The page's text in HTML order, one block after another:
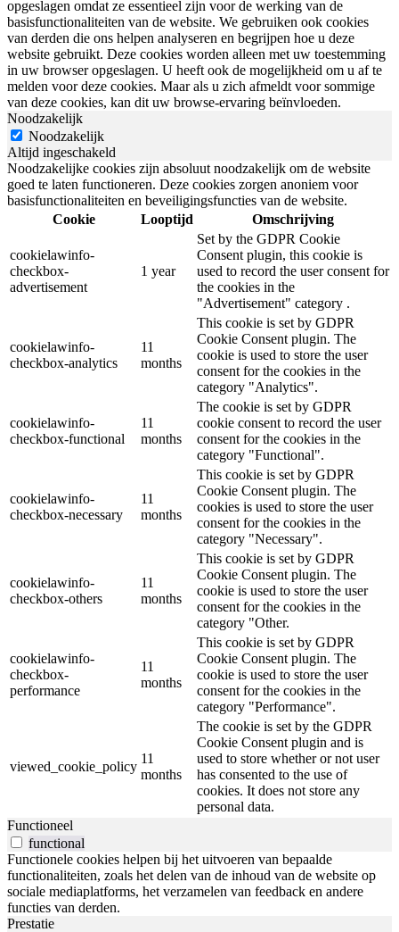
opgeslagen omdat ze essentieel zijn voor de werking van de
basisfunctionaliteiten van de website. We gebruiken ook cookies
van derden die ons helpen analyseren en begrijpen hoe u deze
website gebruikt. Deze cookies worden alleen met uw toestemming
in uw browser opgeslagen. U heeft ook de mogelijkheid om u af te
melden voor deze cookies. Maar als u zich afmeldt voor sommige
van deze cookies, kan dit uw browse-ervaring beïnvloeden.
Noodzakelijk
Noodzakelijk
Altijd ingeschakeld
Noodzakelijke cookies zijn absoluut noodzakelijk om de website
goed te laten functioneren. Deze cookies zorgen anoniem voor
basisfunctionaliteiten en beveiligingsfuncties van de website.
Cookie
Looptijd Omschrijving
cookielawinfo-
checkbox-
advertisement
1 year
Set by the GDPR Cookie
Consent plugin, this cookie is
used to record the user consent for
the cookies in the
"Advertisement" category .
cookielawinfo-
checkbox-analytics
11
months
This cookie is set by GDPR
Cookie Consent plugin. The
cookie is used to store the user
consent for the cookies in the
category "Analytics".
cookielawinfo-
checkbox-functional
11
months
The cookie is set by GDPR
cookie consent to record the user
consent for the cookies in the
category "Functional".
cookielawinfo-
checkbox-necessary
11
months
This cookie is set by GDPR
Cookie Consent plugin. The
cookies is used to store the user
consent for the cookies in the
category "Necessary".
cookielawinfo-
checkbox-others
11
months
This cookie is set by GDPR
Cookie Consent plugin. The
cookie is used to store the user
consent for the cookies in the
category "Other.
cookielawinfo-
checkbox-
performance
11
months
This cookie is set by GDPR
Cookie Consent plugin. The
cookie is used to store the user
consent for the cookies in the
category "Performance".
viewed_cookie_policy
11
months
The cookie is set by the GDPR
Cookie Consent plugin and is
used to store whether or not user
has consented to the use of
cookies. It does not store any
personal data.
Functioneel
functional
Functionele cookies helpen bij het uitvoeren van bepaalde
functionaliteiten, zoals het delen van de inhoud van de website op
sociale mediaplatforms, het verzamelen van feedback en andere
functies van derden.
Prestatie